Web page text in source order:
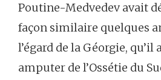
Poutine-Medvedev avait
façon similaire quelques
l’égard de la Géorgie, qu’il
amputer de l’Ossétie du